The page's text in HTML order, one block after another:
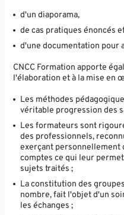
d'un diaporama,
de cas pratiques énoncés
d'une documentation pour
CNCC Formation apporte
l'élaboration et à la mise en
Les méthodes
véritable progression des
Les formateurs sont
des professionnels,
exerçant personnellement
comptes ce qui leur
sujets traités ;
La constitution des
nombre, fait l'objet d'un
les échanges ;